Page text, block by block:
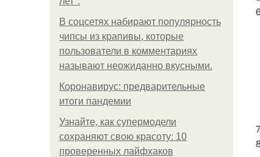
В соцсетях набирают популярность
чипсы из крапивы, которые
пользователи в комментариях
называют неожиданно вкусными.
Коронавирус: предварительные
итоги пандемии
Узнайте, как супермодели
сохраняют свою красоту: 10
проверенных лайфхаков